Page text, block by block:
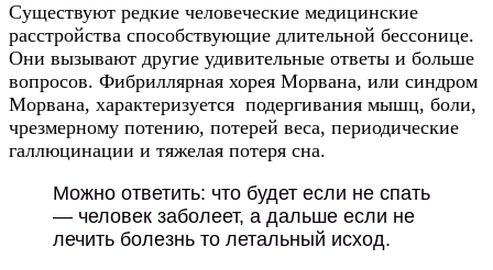
Существуют редкие человеческие медицинские
расстройства способствующие длительной бессонице.
Они вызывают другие удивительные ответы и больше
вопросов. Фибриллярная хорея Морвана, или синдром
Морвана, характеризуется подергивания мышц, боли,
чрезмерному потению, потерей веса, периодические
галлюцинации и тяжелая потеря сна.
Можно ответить: что будет если не спать
— человек заболеет, а дальше если не
лечить болезнь то летальный исход.